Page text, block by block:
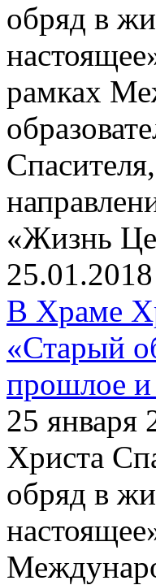
обряд в
рамках
«Жизнь
25.01.2018
В Храме
«Старый
прошлое и
25 января
Христа
обряд в